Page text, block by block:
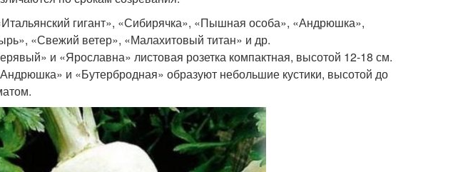
гигант», «Сибирячка», «Пышная особа», «Андрюшка»,
«Свежий ветер», «Малахитовый титан» и др.
и «Ярославна» листовая розетка компактная, высотой 12-18 см.
и «Бутербродная» образуют небольшие кустики, высотой до